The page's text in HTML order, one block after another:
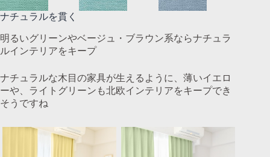
ナチュラルを貫く
明るいグリーンやベージュ・ブラウン系ならナチュラ
ルインテリアをキープ
ナチュラルな木目の家具が生えるように、薄いイエロ
ーや、ライトグリーンも北欧インテリアをキープでき
そうですね